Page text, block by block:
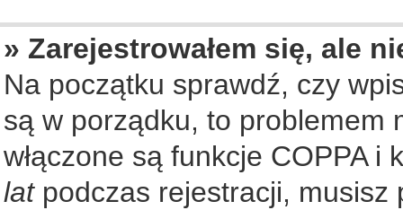
» Zarejestrowałem się, ale
Na początku sprawdź, czy
są w porządku, to problemem
włączone są funkcje COPPA i
latpodczas rejestracji, musisz